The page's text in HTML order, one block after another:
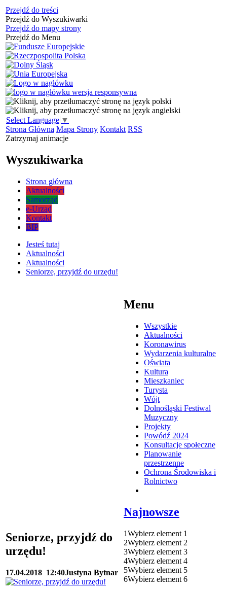
Przejdź do treści
Przejdź do Wyszukiwarki
Przejdź do mapy strony
Przejdź do Menu
Select Language ▼
Strona Główna Mapa Strony Kontakt RSS
Zatrzymaj animacje
Wyszukiwarka
Strona główna
Aktualności
Samorząd
e-Urząd
Kontakt
BIP
Jesteś tutaj
Aktualności
Aktualności
Seniorze, przyjdź do urzędu!
Seniorze, przyjdź do
urzędu!
17.04.2018 12:40Justyna Bytnar
Menu
Wszystkie
Aktualności
Koronawirus
Wydarzenia kulturalne
Oświata
Kultura
Mieszkaniec
Turysta
Wójt
Dolnośląski Festiwal
Muzyczny
Projekty
Powódź 2024
Konsultacje społeczne
Planowanie
przestrzenne
Ochrona Środowiska i
Rolnictwo
Najnowsze
1Wybierz element 1
2Wybierz element 2
3Wybierz element 3
4Wybierz element 4
5Wybierz element 5
6Wybierz element 6